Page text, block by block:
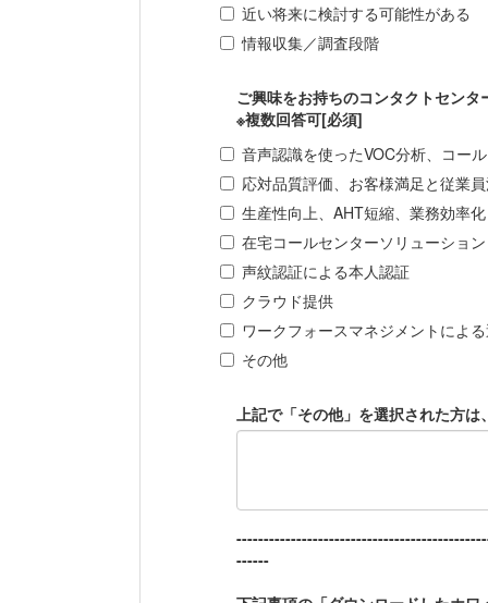
近い将来に検討する可能性がある
情報収集／調査段階
ご興味をお持ちのコンタクトセン
※複数回答可[必須]
音声認識を使ったVOC分析、コー
応対品質評価、お客様満足と従業
生産性向上、AHT短縮、業務効率化
在宅コールセンターソリューション
声紋認証による本人認証
クラウド提供
ワークフォースマネジメントによ
その他
上記で「その他」を選択された方
------